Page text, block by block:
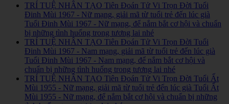
TRÍ TUỆ NHÂN TẠO Tiên Đoán Tử Vi Trọn Đời Tuổi
Đinh Mùi 1967 - Nữ mạng, giải mã từ tuổi trẻ đến lúc già
Tuổi Đinh Mùi 1967 - Nữ mạng, để nắm bắt cơ hội và chuẩn
bị những tình huống trong tương lai nhé
TRÍ TUỆ NHÂN TẠO Tiên Đoán Tử Vi Trọn Đời Tuổi
Đinh Mùi 1967 - Nam mạng, giải mã từ tuổi trẻ đến lúc già
Tuổi Đinh Mùi 1967 - Nam mạng, để nắm bắt cơ hội và
chuẩn bị những tình huống trong tương lai nhé
TRÍ TUỆ NHÂN TẠO Tiên Đoán Tử Vi Trọn Đời Tuổi Ất
Mùi 1955 - Nữ mạng, giải mã từ tuổi trẻ đến lúc già Tuổi Ất
Mùi 1955 - Nữ mạng, để nắm bắt cơ hội và chuẩn bị những